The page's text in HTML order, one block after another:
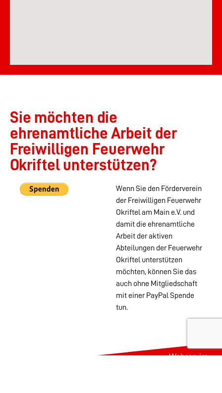
Sie möchten die
ehrenamtliche Arbeit der
Freiwilligen Feuerwehr
Okriftel unterstützen?
Wenn Sie den Förderverein
der Freiwilligen Feuerwehr
Okriftel am Main e.V. und
damit die ehrenamtliche
Arbeit der aktiven
Abteilungen der Feuerwehr
Okriftel unterstützen
möchten, können Sie das
auch ohne Mitgliedschaft
mit einer PayPal Spende
tun.
Wehren im